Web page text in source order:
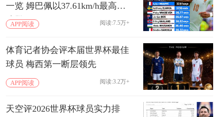
一览 姆巴佩以37.61km/h最高时
速登顶
APP阅读 阅读:7.5万+
体育记者协会评本届世界杯最佳
球员 梅西第一断层领先
APP阅读 阅读:3.2万+
天空评2026世界杯球员实力排